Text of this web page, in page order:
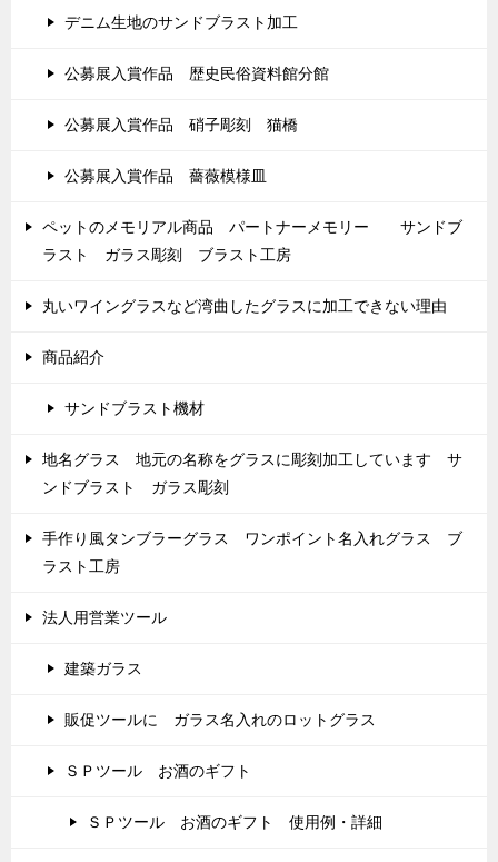
デニム生地のサンドブラスト加工
公募展入賞作品 歴史民俗資料館分館
公募展入賞作品 硝子彫刻 猫橋
公募展入賞作品 薔薇模様皿
ペットのメモリアル商品 パートナーメモリー サンドブ
ラスト ガラス彫刻 ブラスト工房
丸いワイングラスなど湾曲したグラスに加工できない理由
商品紹介
サンドブラスト機材
地名グラス 地元の名称をグラスに彫刻加工しています サ
ンドブラスト ガラス彫刻
手作り風タンブラーグラス ワンポイント名入れグラス ブ
ラスト工房
法人用営業ツール
建築ガラス
販促ツールに ガラス名入れのロットグラス
ＳＰツール お酒のギフト
ＳＰツール お酒のギフト 使用例・詳細